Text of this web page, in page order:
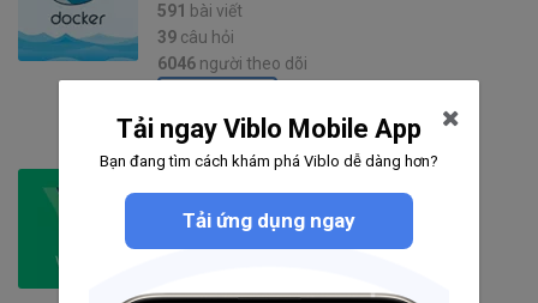
591 bài viết
39 câu hỏi
6046 người theo dõi
2685người theo dõi
Tải ngay Viblo Mobile App
Bạn đang tìm cách khám phá Viblo dễ dàng hơn?
Tải ứng dụng ngay